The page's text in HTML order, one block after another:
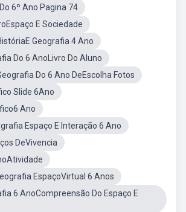
6º Ano Pagina 74
E Sociedade
Geografia 4 Ano
Do 6 AnoLivro Do Aluno
Do 6 Ano DeEscolha Fotos
Slide 6Ano
Ano
Espaço E Interação 6 Ano
DeVivencia
EspaçoVirtual 6 Anos
6 AnoCompreensão Do Espaço E